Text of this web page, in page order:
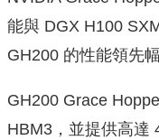
能與 DGX H100
GH200 的性能領先
GH200 Grace
HBM3，並提供高達